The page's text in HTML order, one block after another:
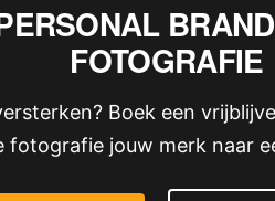
FOTOGRAFIE
Boek een
fotografie jouw merk naar